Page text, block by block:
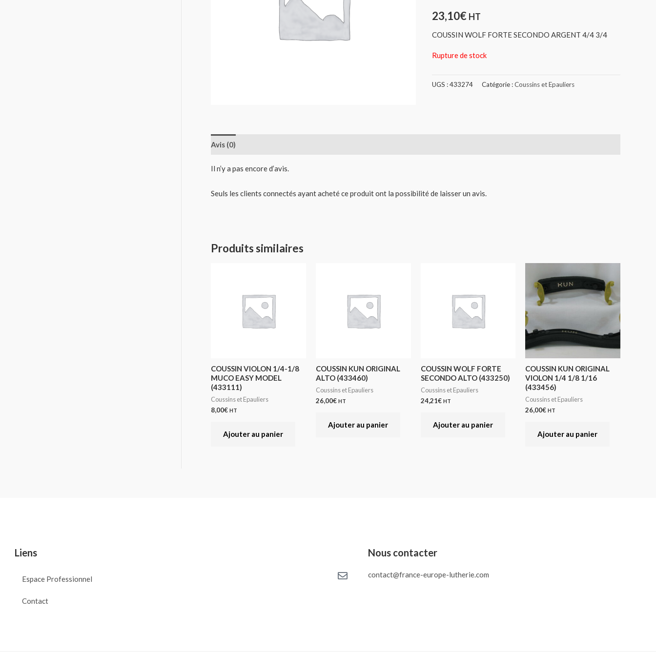
23,10€ HT
COUSSIN WOLF FORTE SECONDO ARGENT 4/4 3/4
Rupture de stock
UGS :433274 Catégorie :Coussins et Epauliers
Avis (0)
Il n’y a pas encore d’avis.
Seuls les clients connectés ayant acheté ce produit ont la possibilité de laisser un avis.
Produits similaires
COUSSIN VIOLON 1/4-1/8
MUCO EASY MODEL
(433111)
Coussins et Epauliers
8,00€ HT
Ajouter au panier
COUSSIN KUN ORIGINAL
ALTO (433460)
Coussins et Epauliers
26,00€ HT
Ajouter au panier
COUSSIN WOLF FORTE
SECONDO ALTO (433250)
Coussins et Epauliers
24,21€ HT
Ajouter au panier
COUSSIN KUN ORIGINAL
VIOLON 1/4 1/8 1/16
(433456)
Coussins et Epauliers
26,00€ HT
Ajouter au panier
Liens
Espace Professionnel
Contact
Nous contacter
contact@france-europe-lutherie.com